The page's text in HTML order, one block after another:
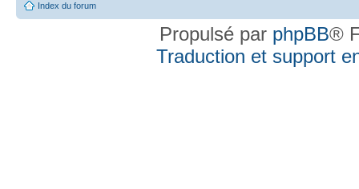
Index du forum
Propulsé par phpBB®
Traduction et support